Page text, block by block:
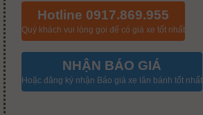
Hotline 0917.869.955
Quý khách vui lòng gọi để có giá xe tốt nhất
NHẬN BÁO GIÁ
Hoặc đăng ký nhận Báo giá xe lăn bánh tốt nhất